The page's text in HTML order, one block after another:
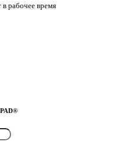
рабочее время